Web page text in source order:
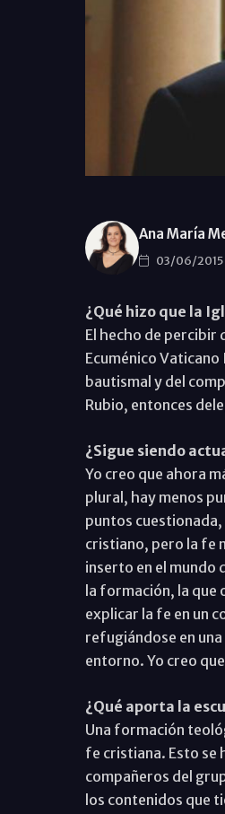
Ana María
03/06/2015
¿Qué hizo que la
El hecho de percibir
Ecuménico Vaticano
bautismal y del
Rubio, entonces
¿Sigue siendo
Yo creo que ahora
plural, hay menos
puntos cuestionada,
cristiano, pero la fe
inserto en el mundo
la formación, la que
explicar la fe en un
refugiándose en
entorno. Yo creo
¿Qué aporta la
Una formación
fe cristiana. Esto se
compañeros del
los contenidos que